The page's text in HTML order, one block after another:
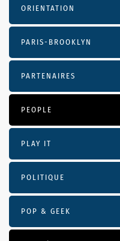
ORIENTATION
PARIS-BROOKLYN
PARTENAIRES
PEOPLE
PLAY IT
POLITIQUE
POP & GEEK